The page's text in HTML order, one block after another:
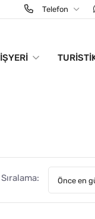
Telefon
İŞYERI
Sıralama: Önce en